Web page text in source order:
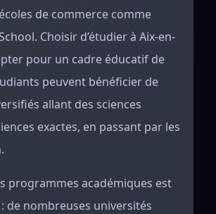
de commerce comme
Choisir d’étudier à Aix-en-
pour un cadre éducatif de
peuvent bénéficier de
allant des sciences
exactes, en passant par les
programmes académiques est
de nombreuses universités